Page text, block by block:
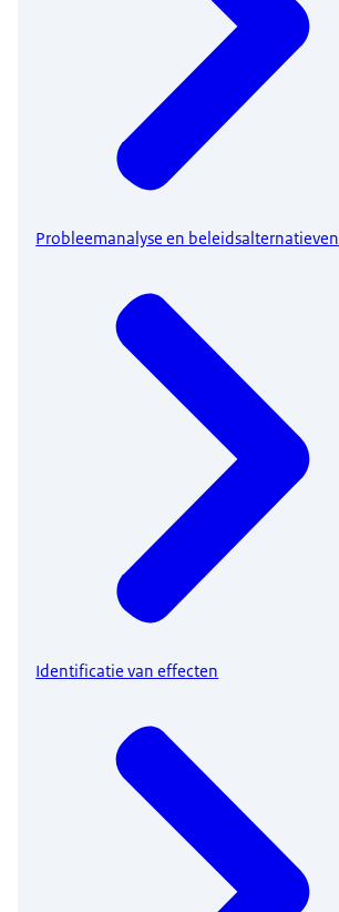
Probleemanalyse en beleidsalternatieven
Identificatie van effecten